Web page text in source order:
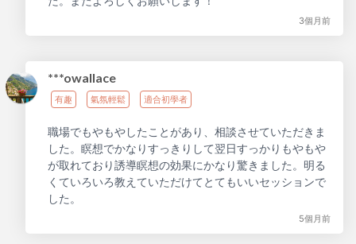
3個月前
***owallace
有趣 氣氛輕鬆 適合初學者
職場でもやもやしたことがあり、相談させていただきま
した。瞑想でかなりすっきりして翌日すっかりもやもや
が取れており誘導瞑想の効果にかなり驚きました。明る
くていろいろ教えていただけてとてもいいセッションで
した。
5個月前